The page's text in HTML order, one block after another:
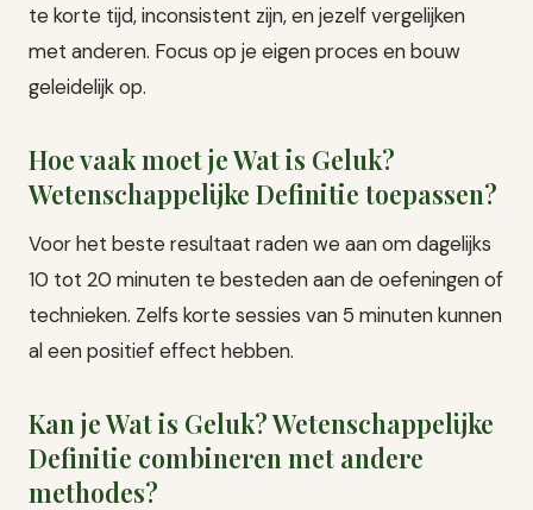
te korte tijd, inconsistent zijn, en jezelf vergelijken
met anderen. Focus op je eigen proces en bouw
geleidelijk op.
Hoe vaak moet je Wat is Geluk?
Wetenschappelijke Definitie toepassen?
Voor het beste resultaat raden we aan om dagelijks
10 tot 20 minuten te besteden aan de oefeningen of
technieken. Zelfs korte sessies van 5 minuten kunnen
al een positief effect hebben.
Kan je Wat is Geluk? Wetenschappelijke
Definitie combineren met andere
methodes?